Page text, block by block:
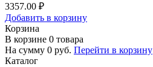
3357.00 ₽
Добавить в корзину
Корзина
В корзине 0 товара
На сумму 0 руб. Перейти в корзину
Каталог